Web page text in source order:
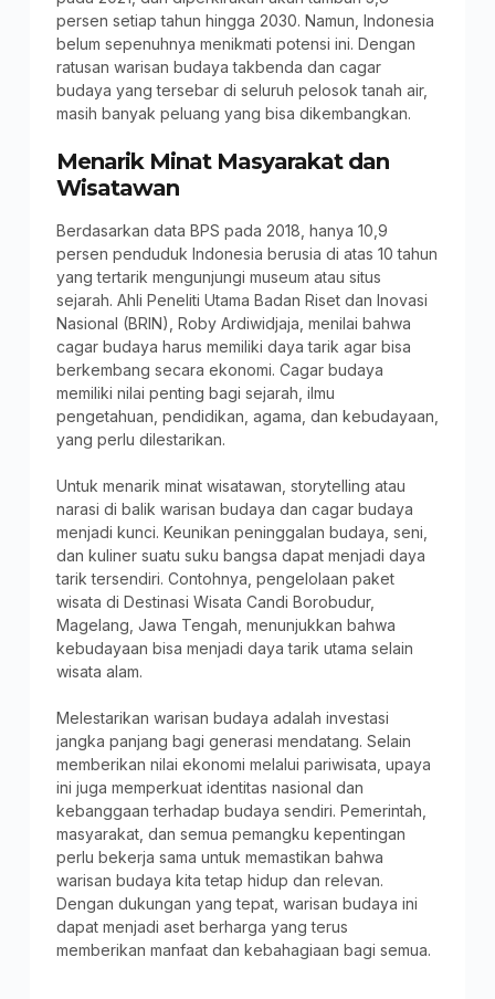
persen setiap tahun hingga 2030. Namun, Indonesia
belum sepenuhnya menikmati potensi ini. Dengan
ratusan warisan budaya takbenda dan cagar
budaya yang tersebar di seluruh pelosok tanah air,
masih banyak peluang yang bisa dikembangkan.
Menarik Minat Masyarakat dan
Wisatawan
Berdasarkan data BPS pada 2018, hanya 10,9
persen penduduk Indonesia berusia di atas 10 tahun
yang tertarik mengunjungi museum atau situs
sejarah. Ahli Peneliti Utama Badan Riset dan Inovasi
Nasional (BRIN), Roby Ardiwidjaja, menilai bahwa
cagar budaya harus memiliki daya tarik agar bisa
berkembang secara ekonomi. Cagar budaya
memiliki nilai penting bagi sejarah, ilmu
pengetahuan, pendidikan, agama, dan kebudayaan,
yang perlu dilestarikan.
Untuk menarik minat wisatawan, storytelling atau
narasi di balik warisan budaya dan cagar budaya
menjadi kunci. Keunikan peninggalan budaya, seni,
dan kuliner suatu suku bangsa dapat menjadi daya
tarik tersendiri. Contohnya, pengelolaan paket
wisata di Destinasi Wisata Candi Borobudur,
Magelang, Jawa Tengah, menunjukkan bahwa
kebudayaan bisa menjadi daya tarik utama selain
wisata alam.
Melestarikan warisan budaya adalah investasi
jangka panjang bagi generasi mendatang. Selain
memberikan nilai ekonomi melalui pariwisata, upaya
ini juga memperkuat identitas nasional dan
kebanggaan terhadap budaya sendiri. Pemerintah,
masyarakat, dan semua pemangku kepentingan
perlu bekerja sama untuk memastikan bahwa
warisan budaya kita tetap hidup dan relevan.
Dengan dukungan yang tepat, warisan budaya ini
dapat menjadi aset berharga yang terus
memberikan manfaat dan kebahagiaan bagi semua.